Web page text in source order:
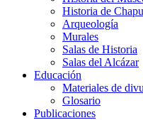
Historia de
Arqueología
Murales
Salas de Historia
Salas del Alcázar
Educación
Materiales de
Glosario
Publicaciones